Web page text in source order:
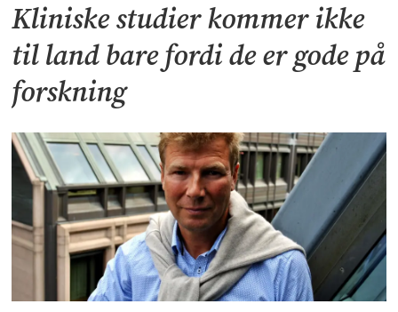
Kliniske studier kommer ikke
til land bare fordi de er gode på
forskning